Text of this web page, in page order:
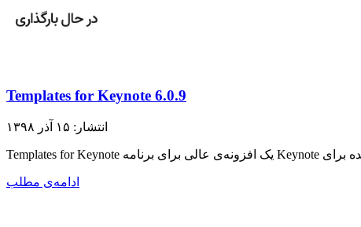
Templates for Keynote 6.0.9
انتشار: ۱۵ آذر ۱۳۹۸
ادامه‌ی مطلب